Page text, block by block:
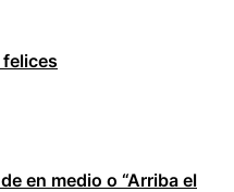
en medio o “Arriba el